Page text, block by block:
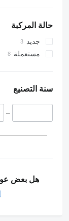
حالة المركبة
جديد
مستعملة
سنة التصنيع
–
هل بعض